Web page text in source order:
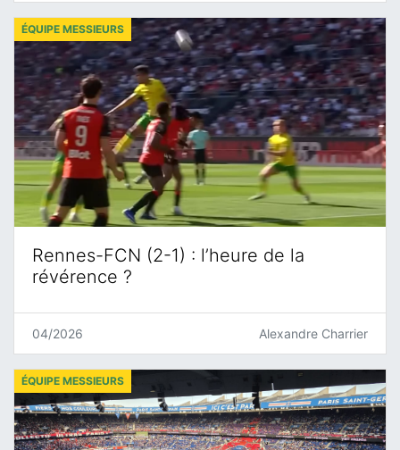
Rennes-FCN (2-1) : l’heure de la
révérence ?
ÉQUIPE MESSIEURS
04/2026 Alexandre Charrier
ÉQUIPE MESSIEURS